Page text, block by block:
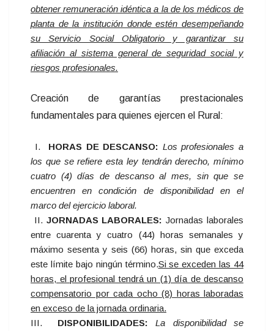
obtener remuneración idéntica a la de los médicos de
planta de la institución donde estén desempeñando
su Servicio Social Obligatorio y garantizar su
afiliación al sistema general de seguridad social y
riesgos profesionales.
Creación de garantías prestacionales
fundamentales para quienes ejercen el Rural:
I. HORAS DE DESCANSO: Los profesionales a
los que se refiere esta ley tendrán derecho, mínimo
cuatro (4) días de descanso al mes, sin que se
encuentren en condición de disponibilidad en el
marco del ejercicio laboral.
II. JORNADAS LABORALES:Jornadas laborales
entre cuarenta y cuatro (44) horas semanales y
máximo sesenta y seis (66) horas, sin que exceda
este límite bajo ningún término.Si se exceden las 44
horas, el profesional tendrá un (1) día de descanso
compensatorio por cada ocho (8) horas laboradas
en exceso de la jornada ordinaria.
III. DISPONIBILIDADES:La disponibilidad se